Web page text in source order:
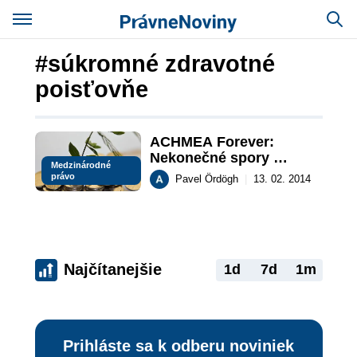
#súkromné zdravotné
poisťovňe
Medzinárodné
právo
ACHMEA Forever:
Nekonečné spory
premiéra Fica so
zahraničnými investormi
Pavel Ördögh 13. 02. 2014
Najčítanejšie 1d 7d 1m
Prihláste sa k odberu noviniek